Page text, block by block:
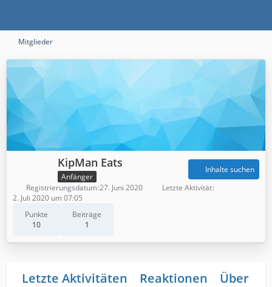
Mitglieder
KipMan Eats
Anfänger
Punkte
10
Beiträge
1
Inhalte suchen
Registrierungsdatum 27. Juni 2020
Letzte Aktivität
2. Juli 2020 um 07:05
Letzte Aktivitäten Reaktionen Über